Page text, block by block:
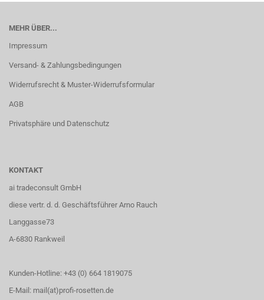
MEHR ÜBER...
Impressum
Versand- & Zahlungsbedingungen
Widerrufsrecht & Muster-Widerrufsformular
AGB
Privatsphäre und Datenschutz
KONTAKT
ai tradeconsult GmbH
diese vertr. d. d. Geschäftsführer Arno Rauch
Langgasse73
A-6830 Rankweil
Kunden-Hotline: +43 (0) 664 1819075
E-Mail: mail(at)profi-rosetten.de